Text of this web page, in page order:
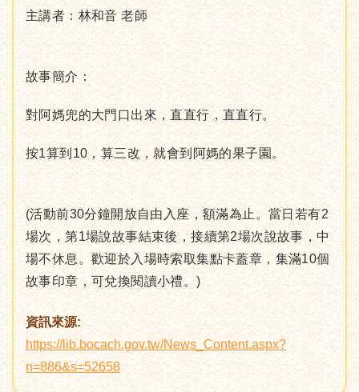
主講者：林和音 老師
故事簡介：
對阿媽兜的大門口出來，直直行，直直行。
按1算到10，算三改，就會到阿媽的果子園。
(活動前30分鐘開放自由入座，額滿為止。當日若有2
場次，第1場說故事結束後，接續第2場次說故事，中
場不休息。歡迎於入場時索取集點卡蓋章，集滿10個
故事印章，可兌換閱讀小禮。)
資訊來源:
https://lib.bocach.gov.tw/News_Content.aspx?
n=886&s=52658